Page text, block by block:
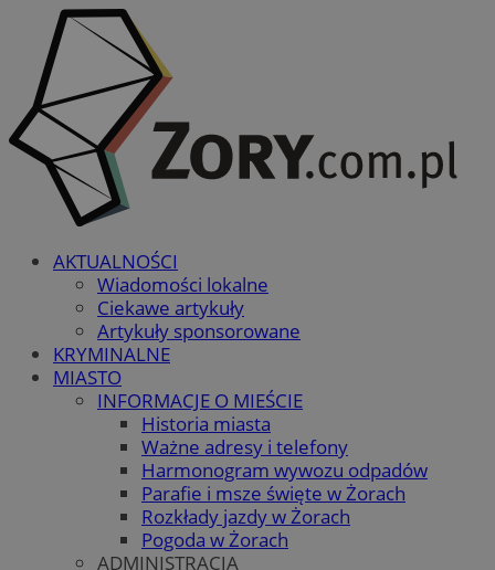
AKTUALNOŚCI
Wiadomości lokalne
Ciekawe artykuły
Artykuły sponsorowane
KRYMINALNE
MIASTO
INFORMACJE O MIEŚCIE
Historia miasta
Ważne adresy i telefony
Harmonogram wywozu odpadów
Parafie i msze święte w Żorach
Rozkłady jazdy w Żorach
Pogoda w Żorach
ADMINISTRACJA